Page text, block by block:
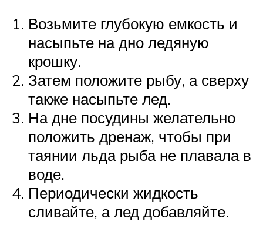
Возьмите глубокую емкость и
насыпьте на дно ледяную
крошку.
Затем положите рыбу, а сверху
также насыпьте лед.
На дне посудины желательно
положить дренаж, чтобы при
таянии льда рыба не плавала в
воде.
Периодически жидкость
сливайте, а лед добавляйте.